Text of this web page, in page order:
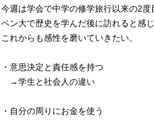
今週は学会で中学の修学旅行以来の2度
ベン大で歴史を学んだ後に訪れると感
これからも感性を磨いていきたい。
・意思決定と責任感を持つ
→学生と社会人の違い
・自分の周りにお金を使う